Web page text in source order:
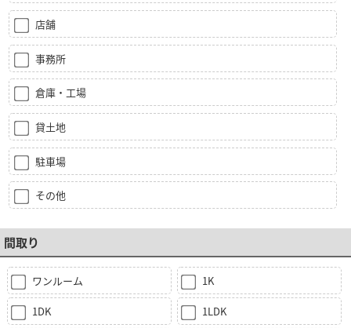
店舗
事務所
倉庫・工場
貸土地
駐車場
その他
間取り
ワンルーム 1K
1DK 1LDK